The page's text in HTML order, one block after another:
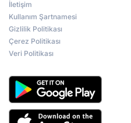
İletişim
Kullanım Şartnamesi
Gizlilik Politikası
Çerez Politikası
Veri Politikası